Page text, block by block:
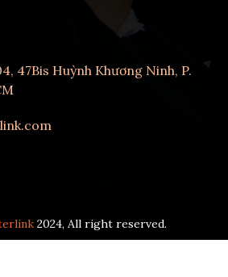
47Bis Huỳnh Khương Ninh, P.
2024, All right reserved.